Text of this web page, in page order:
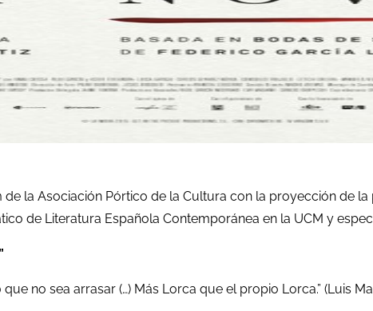
la Asociación Pórtico de la Cultura con la proyección de la
de Literatura Española Contemporánea en la UCM y
no sea arrasar (…) Más Lorca que el propio Lorca.” (Luis